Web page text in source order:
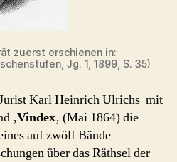
zuerst erschienen in:
Jg. 1, 1899, S. 35)
Karl Heinrich Ulrichs mit
‚Vindex‚ (Mai 1864) die
auf zwölf Bände
über das Räthsel der